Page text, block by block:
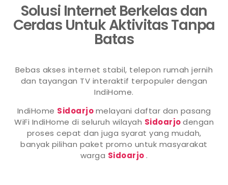
Solusi Internet Berkelas dan
Cerdas Untuk Aktivitas Tanpa
Batas
Bebas akses internet stabil, telepon rumah jernih
dan tayangan TV interaktif terpopuler dengan
IndiHome.
IndiHome Sidoarjomelayani daftar dan pasang
WiFi IndiHome di seluruh wilayah Sidoarjodengan
proses cepat dan juga syarat yang mudah,
banyak pilihan paket promo untuk masyarakat
warga Sidoarjo .